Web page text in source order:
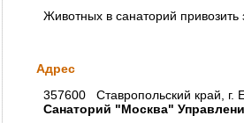
Животных в санаторий
Адрес
357600 Ставропольский край, г.
Санаторий "Москва"